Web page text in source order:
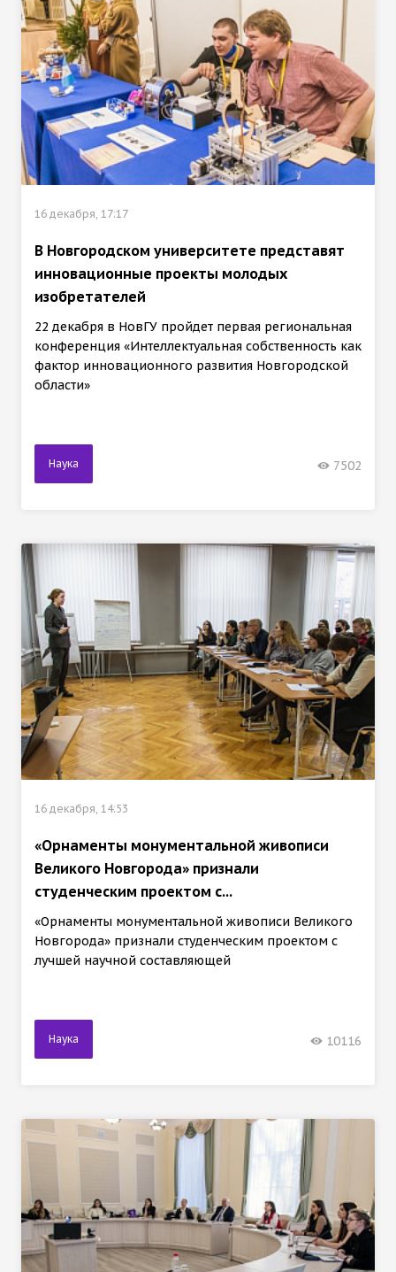
16 декабря, 17:17
В Новгородском университете представят
инновационные проекты молодых
изобретателей
22 декабря в НовГУ пройдет первая региональная
конференция «Интеллектуальная собственность как
фактор инновационного развития Новгородской
области»
Наука 7502
16 декабря, 14:53
«Орнаменты монументальной живописи
Великого Новгорода» признали
студенческим проектом с...
«Орнаменты монументальной живописи Великого
Новгорода» признали студенческим проектом с
лучшей научной составляющей
Наука 10116